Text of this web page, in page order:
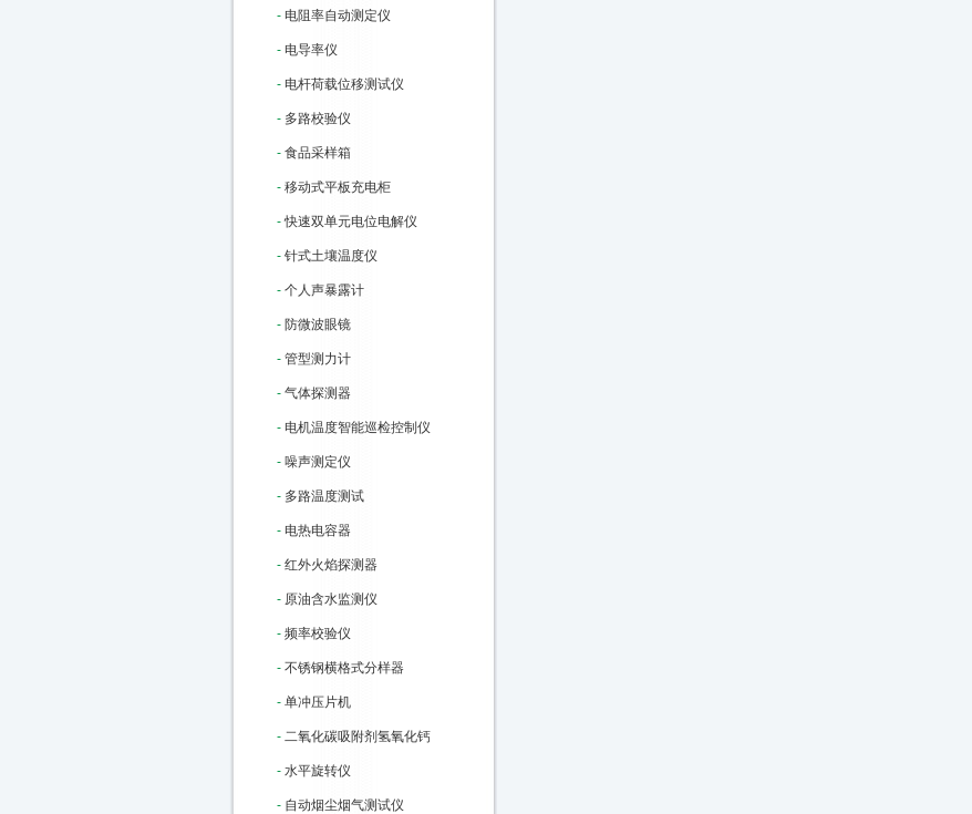
- 电阻率自动测定仪
- 电导率仪
- 电杆荷载位移测试仪
- 多路校验仪
- 食品采样箱
- 移动式平板充电柜
-快速双单元电位电解仪
- 针式土壤温度仪
- 个人声暴露计
- 防微波眼镜
- 管型测力计
- 气体探测器
- 电机温度智能巡检控制仪
- 噪声测定仪
- 多路温度测试
- 电热电容器
- 红外火焰探测器
- 原油含水监测仪
- 频率校验仪
- 不锈钢横格式分样器
- 单冲压片机
- 二氧化碳吸附剂氢氧化钙
- 水平旋转仪
- 自动烟尘烟气测试仪